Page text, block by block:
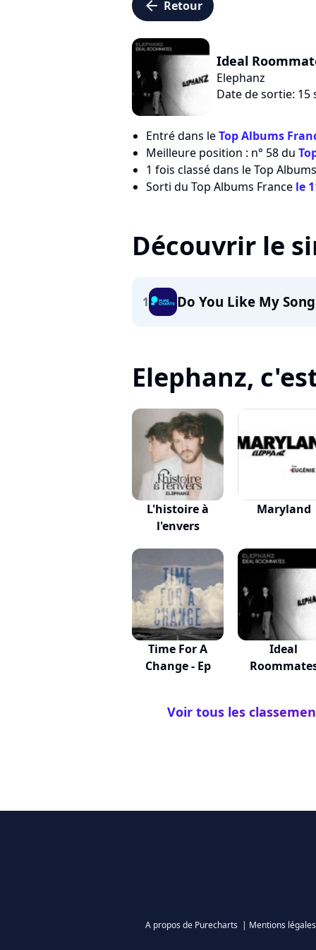
arrow_left Retour
Ideal
Elephanz
Date de sortie: 15
Entré dans leTop Albums
Meilleure position : n° 58 du
1 fois classé dans le Top
Sorti du Top Albums France le
Découvrir le
1 Do You Like My Song
Elephanz,
L'histoire à
l'envers
Maryland
Time For A
Change - Ep
Ideal
Voir tous les
A propos de Purecharts | Mentions légales